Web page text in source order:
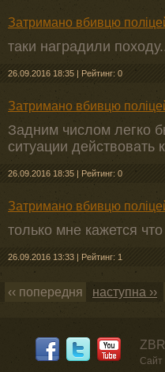
Затримано вбивцю
таки наградили
26.09.2016 18:35 | Рейтинг: 0
Затримано вбивцю
Задним числом легко
ситуации действовать
26.09.2016 18:35 | Рейтинг: 0
Затримано вбивцю
только мне кажется
26.09.2016 13:33 | Рейтинг: 1
‹‹ попередня наступна ››
Сайт